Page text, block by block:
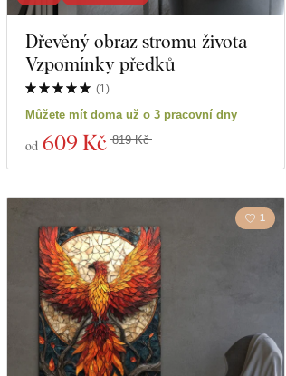
Motivace Hudba
Hmyz
Jídlo a nápoje Osobnosti
Zobrazit 2658 produktů Zavřít filtr
Dřevěný obraz stromu života -
Vzpomínky předků
(1 )
Můžete mít doma už o 3 pracovní dny
od 609 Kč 819 Kč
1